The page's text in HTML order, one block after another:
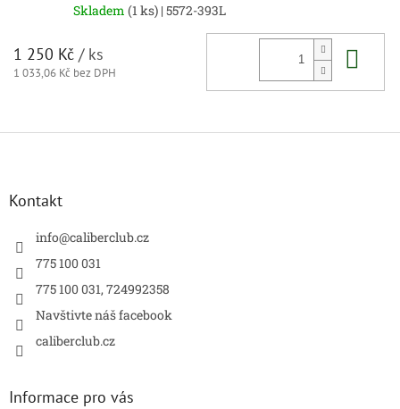
Skladem (1 ks) | 5572-393L
1 250 Kč / ks
1 033,06 Kč bez DPH
Kontakt
info@caliberclub.cz
775 100 031
775 100 031, 724992358
Navštivte náš facebook
caliberclub.cz
Informace pro vás